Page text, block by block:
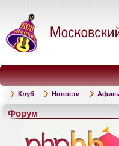
Клуб Новости
Форум